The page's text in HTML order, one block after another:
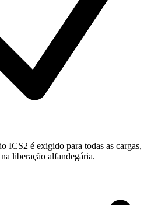
ICS2 é exigido para todas as cargas,
liberação alfandegária.